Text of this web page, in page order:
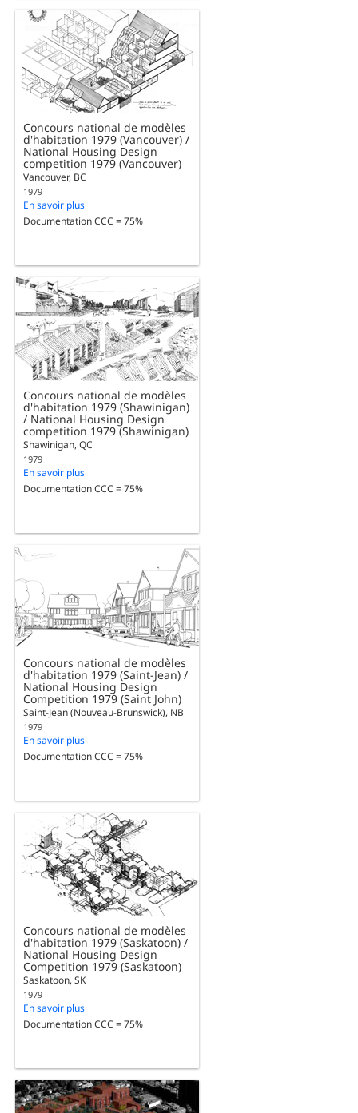
Concours national de modèles
d'habitation 1979 (Vancouver) /
National Housing Design
competition 1979 (Vancouver)
Vancouver, BC
1979
En savoir plus
Documentation CCC = 75%
Concours national de modèles
d'habitation 1979 (Shawinigan)
/ National Housing Design
competition 1979 (Shawinigan)
Shawinigan, QC
1979
En savoir plus
Documentation CCC = 75%
Concours national de modèles
d'habitation 1979 (Saint-Jean) /
National Housing Design
Competition 1979 (Saint John)
Saint-Jean (Nouveau-Brunswick), NB
1979
En savoir plus
Documentation CCC = 75%
Concours national de modèles
d'habitation 1979 (Saskatoon) /
National Housing Design
Competition 1979 (Saskatoon)
Saskatoon, SK
1979
En savoir plus
Documentation CCC = 75%